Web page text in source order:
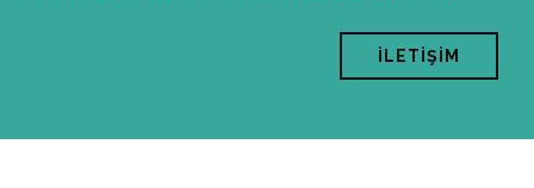
İLETİŞİM